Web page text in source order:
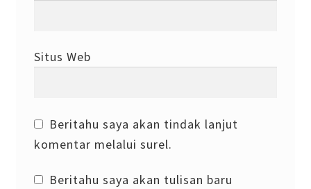
Situs Web
Beritahu saya akan tindak lanjut
komentar melalui surel.
Beritahu saya akan tulisan baru